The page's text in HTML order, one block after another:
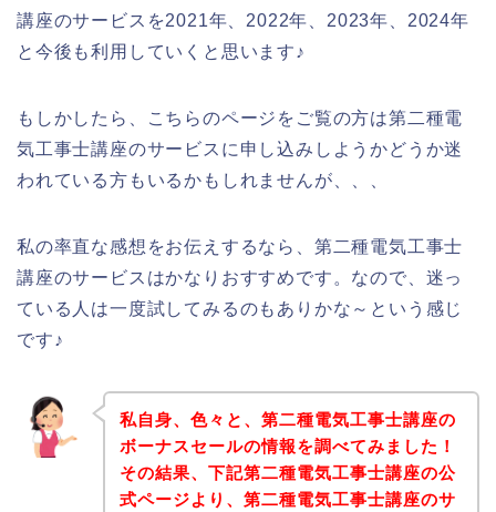
講座のサービスを2021年、2022年、2023年、2024年
と今後も利用していくと思います♪
もしかしたら、こちらのページをご覧の方は第二種電
気工事士講座のサービスに申し込みしようかどうか迷
われている方もいるかもしれませんが、、、
私の率直な感想をお伝えするなら、第二種電気工事士
講座のサービスはかなりおすすめです。なので、迷っ
ている人は一度試してみるのもありかな～という感じ
です♪
私自身、色々と、第二種電気工事士講座の
ボーナスセールの情報を調べてみました！
その結果、下記第二種電気工事士講座の公
式ページより、第二種電気工事士講座のサ